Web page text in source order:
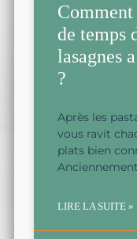
de temps
lasagnes
?
Après les
vous ravit
plats bien
Anciennement
LIRE LA SUITE »